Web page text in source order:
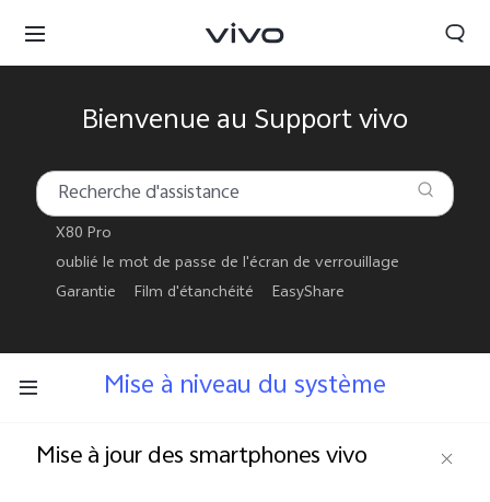
Bienvenue au Support vivo
X80 Pro
oublié le mot de passe de l'écran de verrouillage
Garantie
Film d'étanchéité EasyShare
Mise à niveau du système
Mise à jour des smartphones vivo